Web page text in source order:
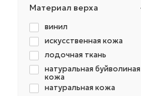
15-20
20,5
20-25
Материал верха
винил
искусственная кожа
лодочная ткань
натуральная буйволиная
кожа
натуральная кожа